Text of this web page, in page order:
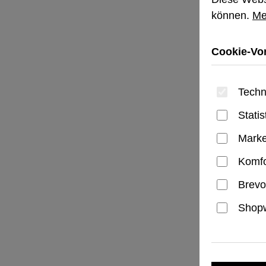
können.
Cookie-
Brevo